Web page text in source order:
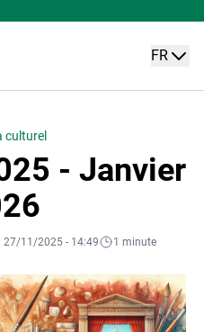
FR
culturel
- Janvier
27/11/2025 - 14:49
1 minute